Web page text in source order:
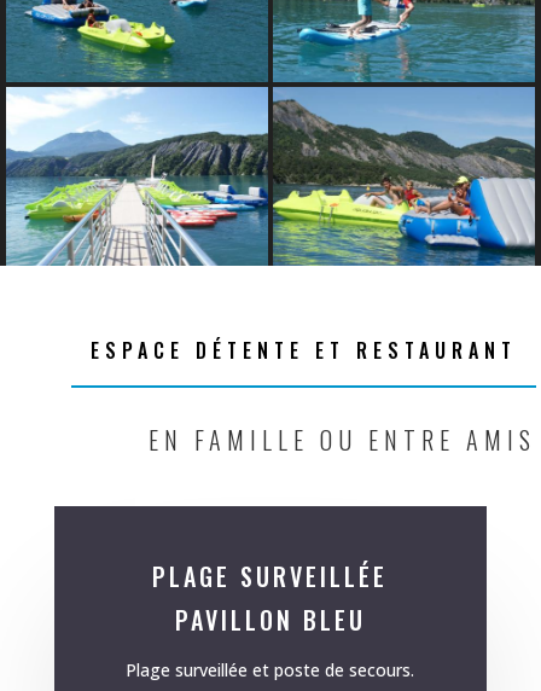
ESPACE DÉTENTE ET RESTAURANT
EN FAMILLE OU ENTRE AMIS
PLAGE SURVEILLÉE
PAVILLON BLEU
Plage surveillée et poste de secours.